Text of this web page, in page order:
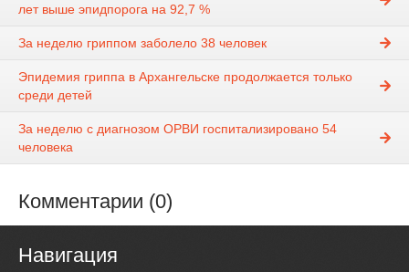
лет выше эпидпорога на 92,7 %
За неделю гриппом заболело 38 человек
Эпидемия гриппа в Архангельске продолжается только
среди детей
За неделю с диагнозом ОРВИ госпитализировано 54
человека
Комментарии (0)
Навигация